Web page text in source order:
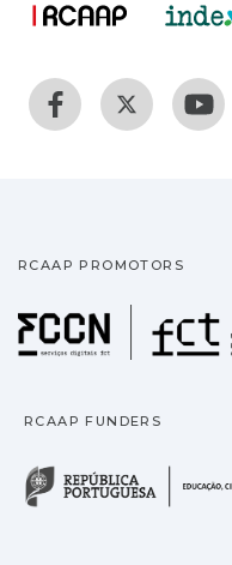
RCAAP PROMOTORS
RCAAP FUNDERS